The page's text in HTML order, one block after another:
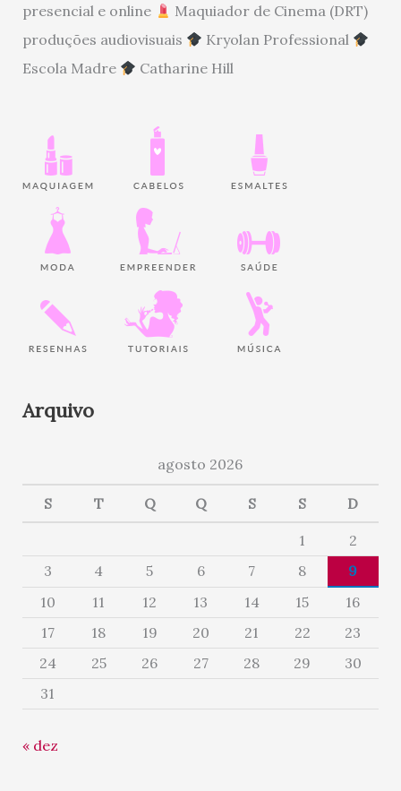
presencial e online
Maquiador de Cinema (DRT)
produções audiovisuais
Kryolan Professional
Escola Madre
Catharine Hill
Arquivo
agosto 2026
S T Q Q S S D
1
2
3
4 5 6 7 8
9
10
11 12 13 14 15
16
17
18 19 20 21 22
23
24
25 26 27 28 29
30
31
« dez